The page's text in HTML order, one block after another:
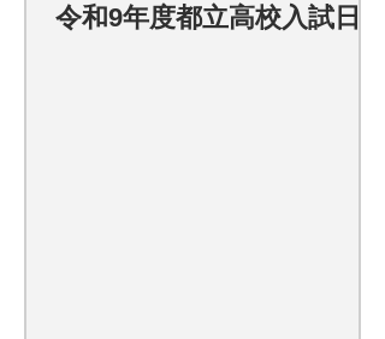
令和9年度都立高校入試日程